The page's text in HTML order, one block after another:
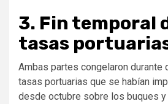
3. Fin temporal
tasas
Ambas partes congelaron durante
tasas portuarias que se habían
desde octubre sobre los buques